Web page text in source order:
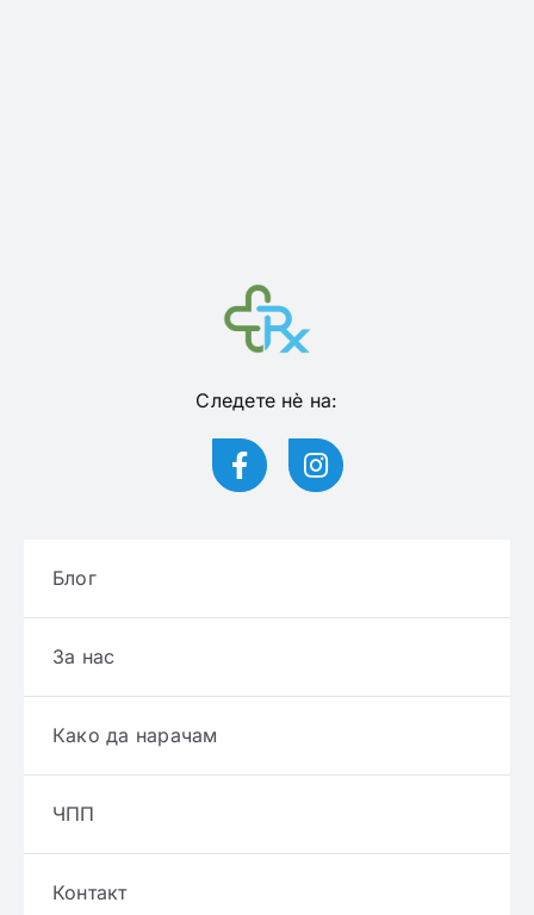
Следете нѐ на:
Блог
За нас
Како да нарачам
ЧПП
Контакт